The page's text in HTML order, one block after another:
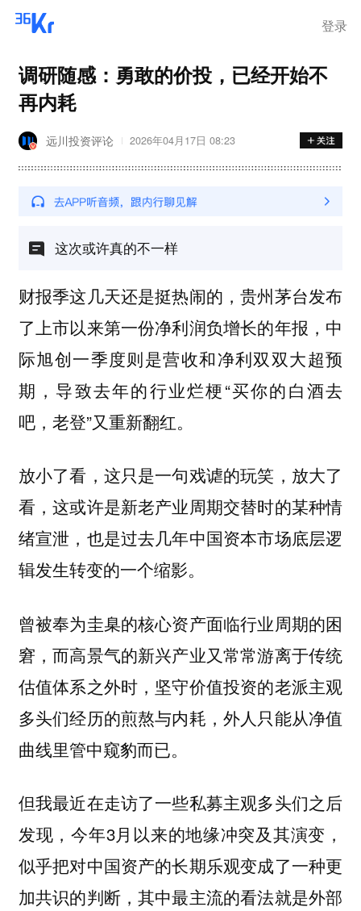
登录
调研随感：勇敢的价投，已经开始不
再内耗
远川投资评论 2026年04月17日 08:23
这次或许真的不一样
财报季这几天还是挺热闹的，贵州茅台发布
了上市以来第一份净利润负增长的年报，中
际旭创一季度则是营收和净利双双大超预
期，导致去年的行业烂梗“买你的白酒去
吧，老登”又重新翻红。
放小了看，这只是一句戏谑的玩笑，放大了
看，这或许是新老产业周期交替时的某种情
绪宣泄，也是过去几年中国资本市场底层逻
辑发生转变的一个缩影。
曾被奉为圭臬的核心资产面临行业周期的困
窘，而高景气的新兴产业又常常游离于传统
估值体系之外时，坚守价值投资的老派主观
多头们经历的煎熬与内耗，外人只能从净值
曲线里管中窥豹而已。
但我最近在走访了一些私募主观多头们之后
发现，今年3月以来的地缘冲突及其演变，
似乎把对中国资产的长期乐观变成了一种更
加共识的判断，其中最主流的看法就是外部